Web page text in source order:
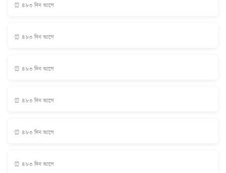
⏰ ৪৮৩ দিন আগে
⏰ ৪৮৩ দিন আগে
⏰ ৪৮৩ দিন আগে
⏰ ৪৮৩ দিন আগে
⏰ ৪৮৩ দিন আগে
⏰ ৪৮৩ দিন আগে